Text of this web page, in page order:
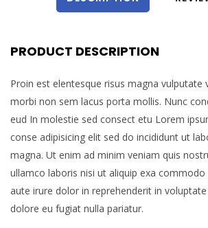
PRODUCT DESCRIPTION
Proin est elentesque risus magna vulputate
morbi non sem lacus porta mollis. Nunc
eud In molestie sed consect etu Lorem
conse adipisicing elit sed do incididunt ut
magna. Ut enim ad minim veniam quis
ullamco laboris nisi ut aliquip exa commodo
aute irure dolor in reprehenderit in
dolore eu fugiat nulla pariatur.